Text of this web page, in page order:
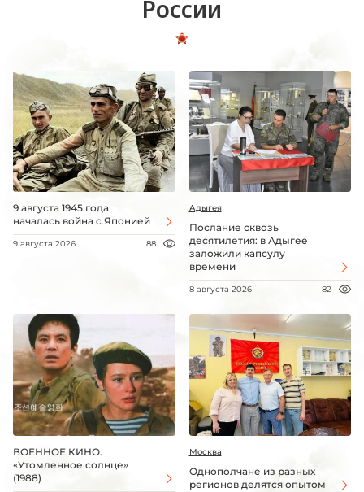
России
9 августа 1945 года
началась война с Японией
9 августа 2026 88
Адыгея
Послание сквозь
десятилетия: в Адыгее
заложили капсулу
времени
8 августа 2026 82
ВОЕННОЕ КИНО.
«Утомленное солнце»
(1988)
Москва
Однополчане из разных
регионов делятся опытом